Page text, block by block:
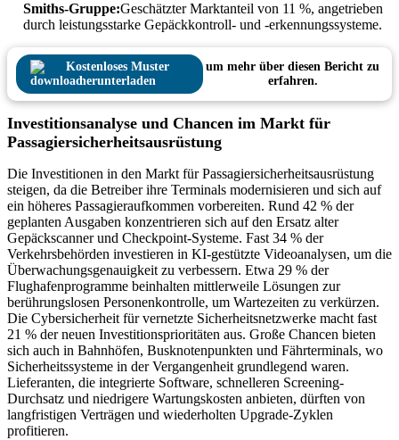
Smiths-Gruppe:Geschätzter Marktanteil von 11 %, angetrieben
durch leistungsstarke Gepäckkontroll- und -erkennungssysteme.
Kostenloses Muster
herunterladen
um mehr über diesen Bericht zu
erfahren.
Investitionsanalyse und Chancen im Markt für
Passagiersicherheitsausrüstung
Die Investitionen in den Markt für Passagiersicherheitsausrüstung
steigen, da die Betreiber ihre Terminals modernisieren und sich auf
ein höheres Passagieraufkommen vorbereiten. Rund 42 % der
geplanten Ausgaben konzentrieren sich auf den Ersatz alter
Gepäckscanner und Checkpoint-Systeme. Fast 34 % der
Verkehrsbehörden investieren in KI-gestützte Videoanalysen, um die
Überwachungsgenauigkeit zu verbessern. Etwa 29 % der
Flughafenprogramme beinhalten mittlerweile Lösungen zur
berührungslosen Personenkontrolle, um Wartezeiten zu verkürzen.
Die Cybersicherheit für vernetzte Sicherheitsnetzwerke macht fast
21 % der neuen Investitionsprioritäten aus. Große Chancen bieten
sich auch in Bahnhöfen, Busknotenpunkten und Fährterminals, wo
Sicherheitssysteme in der Vergangenheit grundlegend waren.
Lieferanten, die integrierte Software, schnelleren Screening-
Durchsatz und niedrigere Wartungskosten anbieten, dürften von
langfristigen Verträgen und wiederholten Upgrade-Zyklen
profitieren.